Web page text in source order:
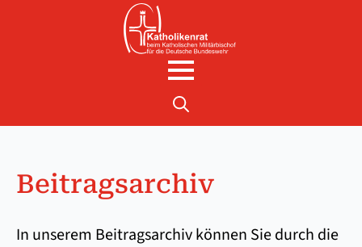
Beitragsarchiv
In unserem Beitragsarchiv können Sie durch die